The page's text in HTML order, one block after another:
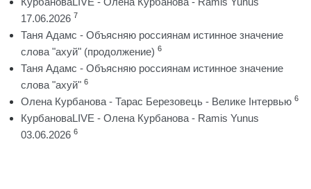
17.06.2026 7
Таня Адамс - Объясняю россиянам истинное значение
слова "ахуй" (продолжение) 6
Таня Адамс - Объясняю россиянам истинное значение
слова "ахуй" 6
Олена Курбанова - Тарас Березовець - Велике Інтервью 6
КурбановаLIVE - Олена Курбанова - Ramis Yunus
03.06.2026 6